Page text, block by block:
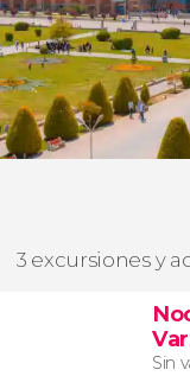
3 excursiones y
Sin